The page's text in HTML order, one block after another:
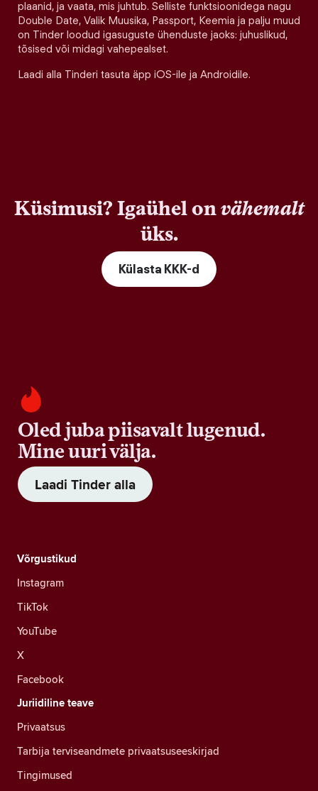
plaanid, ja vaata, mis juhtub. Selliste funktsioonidega nagu
Double Date, Valik Muusika, Passport, Keemia ja palju muud
on Tinder loodud igasuguste ühenduste jaoks: juhuslikud,
tõsised või midagi vahepealset.
Laadi alla Tinderi tasuta äpp iOS-ile ja Androidile.
Küsimusi? Igaühel onvähemalt
üks.
Külasta KKK-d
Oled juba piisavalt lugenud.
Mine uuri välja.
Laadi Tinder alla
Võrgustikud
Instagram
TikTok
YouTube
X
Facebook
Juriidiline teave
Privaatsus
Tarbija terviseandmete privaatsuseeskirjad
Tingimused